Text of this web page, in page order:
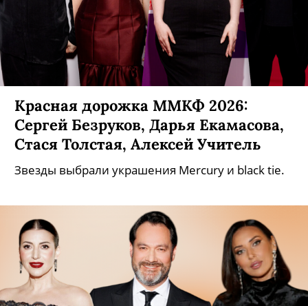
Красная дорожка ММКФ 2026:
Сергей Безруков, Дарья Екамасова,
Стася Толстая, Алексей Учитель
Звезды выбрали украшения Mercury и black tie.